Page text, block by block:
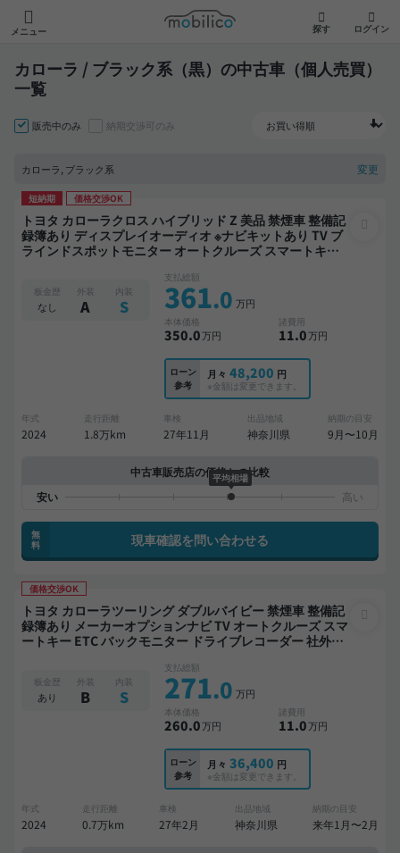
メニュー
モビリコ
探す ログイン
カローラ / ブラック系（黒）の中古車（個人売買）
一覧
販売中のみ 納期交渉可のみ
カローラ, ブラック系 変更
短納期 価格交渉OK
トヨタ カローラクロス ハイブリッド Z 美品 禁煙車 整備記
録簿あり ディスプレイオーディオ ※ナビキットあり TV ブ
ラインドスポットモニター オートクルーズ スマートキー
板金歴
なし
外装
A
内装
S
支払総額
361.0 万円
本体価格
350.0万円
諸費用
11.0万円
ローン
参考
月々 48,200 円
※金額は変更できます。
年式
2024
走行距離
1.8万km
車検
27年11月
出品地域
神奈川県
納期の目安
9月〜10月
中古車販売店の価格との比較
平均相場
無
料
現車確認を問い合わせる
価格交渉OK
トヨタ カローラツーリング ダブルバイビー 禁煙車 整備記
録簿あり メーカーオプションナビ TV オートクルーズ スマ
ートキー ETC バックモニター ドライブレコーダー 社外ア
板金歴
あり
外装
B
内装
S
支払総額
271.0 万円
本体価格
260.0万円
諸費用
11.0万円
ローン
参考
月々 36,400 円
※金額は変更できます。
年式
2024
走行距離
0.7万km
車検
27年2月
出品地域
神奈川県
納期の目安
来年1月〜2月